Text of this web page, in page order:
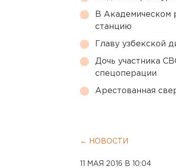
В Академическом
станцию
Главу узбекской
Дочь участника
спецоперации
Арестованная
← НОВОСТИ
11 МАЯ 2016 В 10:04